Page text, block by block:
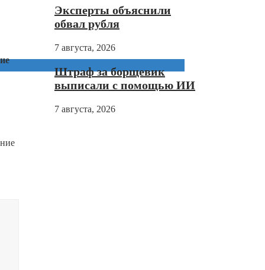
Эксперты объяснили
обвал рубля
7 августа, 2026
Штраф за борщевик
выписали с помощью ИИ
7 августа, 2026